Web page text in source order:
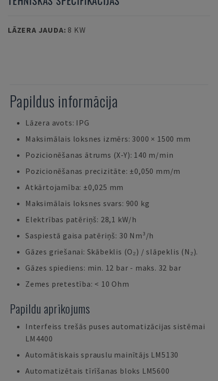
LĀZERA JAUDA: 8 KW
Papildus informācija
Lāzera avots: IPG
Maksimālais loksnes izmērs: 3000 × 1500 mm
Pozicionēšanas ātrums (X-Y): 140 m/min
Pozicionēšanas precizitāte: ±0,050 mm/m
Atkārtojamība: ±0,025 mm
Maksimālais loksnes svars: 900 kg
Elektrības patēriņš: 28,1 kW/h
Saspiestā gaisa patēriņš: 30 Nm³/h
Gāzes griešanai: Skābeklis (O₂) / slāpeklis (N₂).
Gāzes spiediens: min. 12 bar - maks. 32 bar
Zemes pretestība: < 10 Ohm
Papildu aprīkojums
Interfeiss trešās puses automatizācijas sistēmai
LM4400
Automātiskais sprauslu mainītājs LM5130
Automatizētais tīrīšanas bloks LM5600